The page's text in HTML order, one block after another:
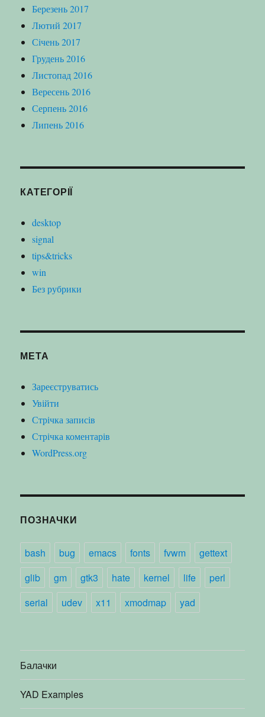
Березень 2017
Лютий 2017
Січень 2017
Грудень 2016
Листопад 2016
Вересень 2016
Серпень 2016
Липень 2016
КАТЕГОРІЇ
desktop
signal
tips&tricks
win
Без рубрики
МЕТА
Зареєструватись
Увійти
Стрічка записів
Стрічка коментарів
WordPress.org
ПОЗНАЧКИ
bash bug emacs fonts fvwm
gettext
glib
gm gtk3 hate kernel life
perl
serial
udev x11 xmodmap yad
Балачки
YAD Examples